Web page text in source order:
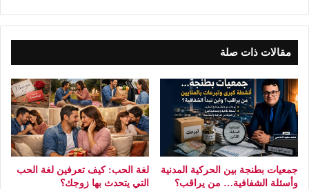
مقالات ذات صلة
جمعيات بطنجة بين الحركية المدنية
وأسئلة الشفافية… من يراقب؟
لغة الحب: كيف تعرفين لغة الحب
التي يتحدث بها زوجك؟